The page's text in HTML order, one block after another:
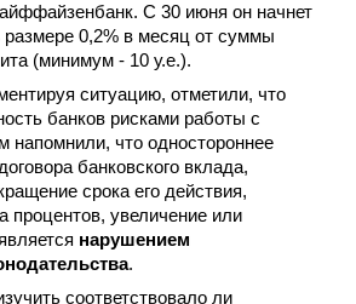
С 30 июня он начнет
0,2% в месяц от суммы
(минимум - 10 у.е.).
ситуацию, отметили, что
банков рисками работы с
напомнили, что одностороннее
банковского вклада,
срока его действия,
процентов, увеличение или
нарушением
.
соответствовало ли